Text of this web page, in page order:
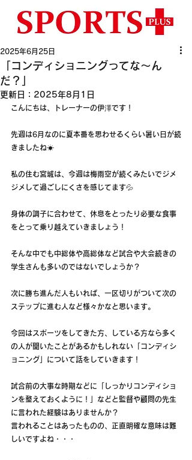
「コンディショニングってな～ん
だ？」
2025年6月25日
更新日： 2025年8月1日
こんにちは、トレーナーの伊澤です！
先週は6月なのに夏本番を思わせるくらい暑い日が続
きましたね☀
私の住む宮城は、今週は梅雨空が続くみたいでジメ
ジメして過ごしにくさを感じてます💦
身体の調子に合わせて、休息をとったり必要な食事
をとって乗り越えていきましょう！
そんな中でも中総体や高総体など試合や大会続きの
学生さんも多いのではないでしょうか？
次に勝ち進んだ人もいれば、一区切りがついて次の
ステップに進む人など様々かなと思います。
今回はスポーツをしてきた方、している方なら多く
の人が聞いたことがあるかもしれない「コンディシ
ョニング」について話をしていきます！
試合前の大事な時期などに「しっかりコンディショ
ンを整えておくように！」などと監督や顧問の先生
に言われた経験はありませんか？
言われることはあったものの、正直明確な意味は難
しいですよね・・・